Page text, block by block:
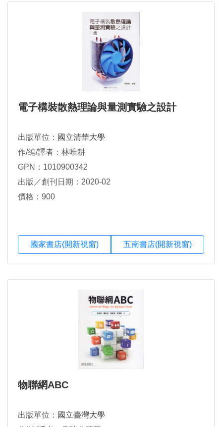
電子構裝散熱理論與量測實驗之設計
出版單位： 國立清華大學
作/編/譯者：林唯耕
GPN：1010900342
出版／創刊日期：2020-02
價格：900
國家書店(開新視窗) 五南書店(開新視窗)
物聯網ABC
出版單位： 國立臺灣大學